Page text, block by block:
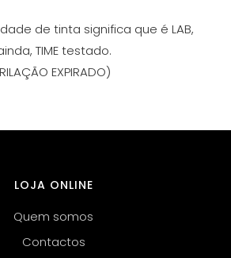
de tinta significa que é LAB,
TIME testado.
EXPIRADO)
LOJA ONLINE
Quem somos
Contactos